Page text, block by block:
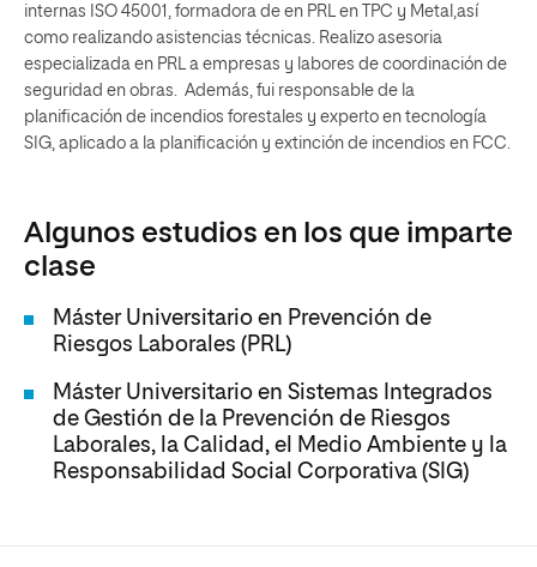
internas ISO 45001, formadora de en PRL en TPC y Metal,así
como realizando asistencias técnicas. Realizo asesoria
especializada en PRL a empresas y labores de coordinación de
seguridad en obras. Además, fui responsable de la
planificación de incendios forestales y experto en tecnología
SIG, aplicado a la planificación y extinción de incendios en FCC.
Algunos estudios en los que imparte
clase
Máster Universitario en Prevención de
Riesgos Laborales (PRL)
Máster Universitario en Sistemas Integrados
de Gestión de la Prevención de Riesgos
Laborales, la Calidad, el Medio Ambiente y la
Responsabilidad Social Corporativa (SIG)